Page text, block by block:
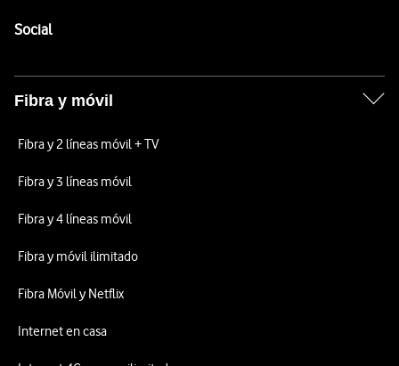
SocialEnlaces a las redes sociales de Vodafone
Fibra y móvil
Fibra y 2 líneas móvil + TV
Fibra y 3 líneas móvil
Fibra y 4 líneas móvil
Fibra y móvil ilimitado
Fibra Móvil y Netflix
Internet en casa